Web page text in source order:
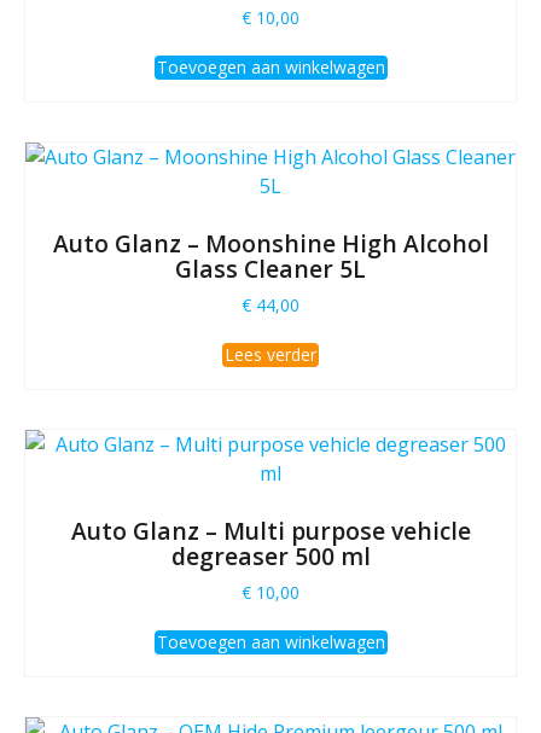
€ 10,00
Toevoegen aan winkelwagen
Auto Glanz – Moonshine High Alcohol
Glass Cleaner 5L
€ 44,00
Lees verder
Auto Glanz – Multi purpose vehicle
degreaser 500 ml
€ 10,00
Toevoegen aan winkelwagen